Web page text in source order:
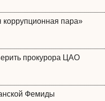
пара»
прокурора ЦАО
Фемиды